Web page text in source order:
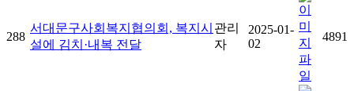
288
서대문구사회복지협의회, 복지시
설에 김치·내복 전달
관리
자
2025-01-
02
4891